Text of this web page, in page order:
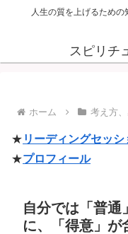
人生の質を上げるための
スピリチ
ホーム 考え方
★ リーディングセッ
★プロフィール
自分では「普通
に、「得意」が